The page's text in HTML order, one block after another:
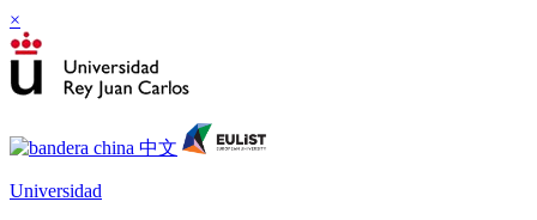
×
Universidad